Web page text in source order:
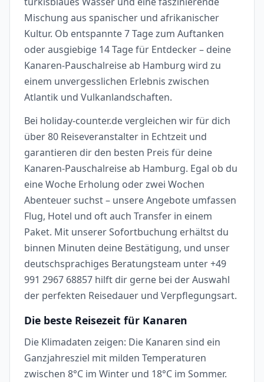
Mischung aus spanischer und afrikanischer
Kultur. Ob entspannte 7 Tage zum Auftanken
oder ausgiebige 14 Tage für Entdecker – deine
Kanaren-Pauschalreise ab Hamburg wird zu
einem unvergesslichen Erlebnis zwischen
Atlantik und Vulkanlandschaften.
Bei holiday-counter.de vergleichen wir für dich
über 80 Reiseveranstalter in Echtzeit und
garantieren dir den besten Preis für deine
Kanaren-Pauschalreise ab Hamburg. Egal ob du
eine Woche Erholung oder zwei Wochen
Abenteuer suchst – unsere Angebote umfassen
Flug, Hotel und oft auch Transfer in einem
Paket. Mit unserer Sofortbuchung erhältst du
binnen Minuten deine Bestätigung, und unser
deutschsprachiges Beratungsteam unter +49
991 2967 68857 hilft dir gerne bei der Auswahl
der perfekten Reisedauer und Verpflegungsart.
Die beste Reisezeit für Kanaren
Die Klimadaten zeigen: Die Kanaren sind ein
Ganzjahresziel mit milden Temperaturen
zwischen 8°C im Winter und 18°C im Sommer.